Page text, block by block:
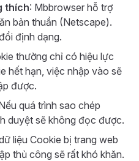
thích: Mbbrowser hỗ trợ
bản thuần (Netscape).
định dạng.
thường chỉ có hiệu lực
hết hạn, việc nhập vào sẽ
được.
quá trình sao chép
duyệt sẽ không đọc được.
liệu Cookie bị trang web
thủ công sẽ rất khó khăn.